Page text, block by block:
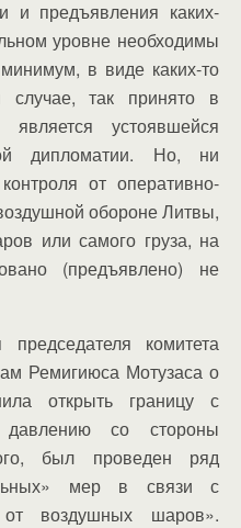
и предъявления каких-
уровне необходимы
в виде каких-то
случае, так принято в
устоявшейся
дипломатии. Но, ни
от оперативно-
обороне Литвы,
или самого груза, на
(предъявлено) не
комитета
Ремигиюса Мотузаса о
открыть границу с
давлению со стороны
был проведен ряд
мер в связи с
от воздушных шаров».